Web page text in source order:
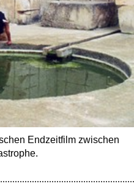
Endzeitfilm zwischen